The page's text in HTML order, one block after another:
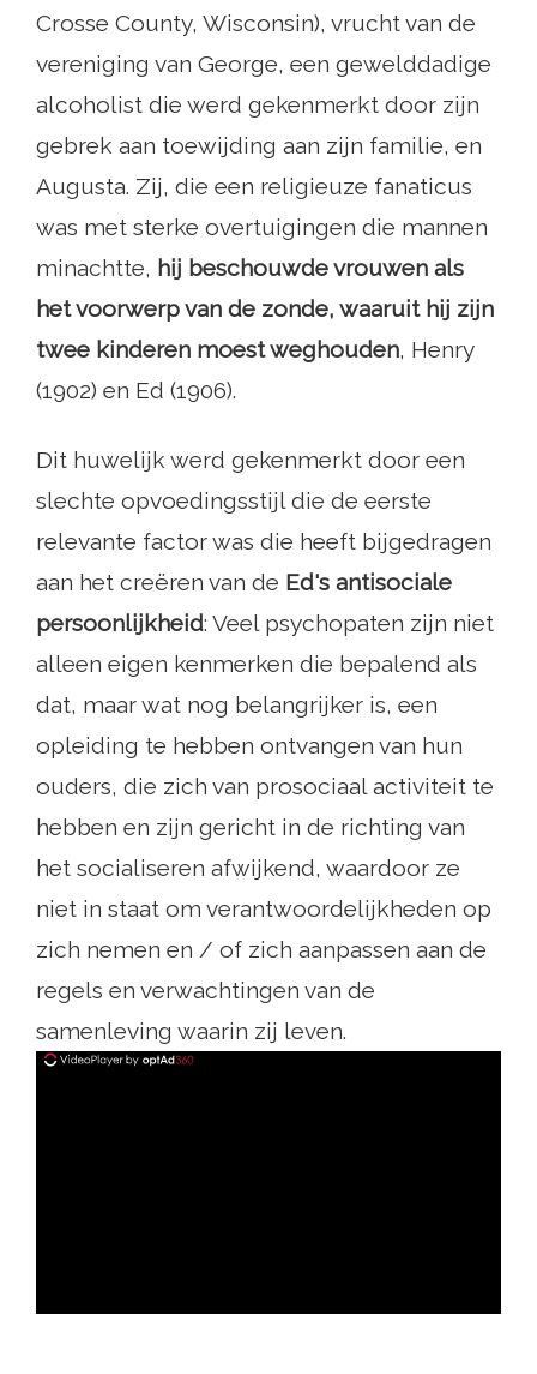
Crosse County, Wisconsin), vrucht van de
vereniging van George, een gewelddadige
alcoholist die werd gekenmerkt door zijn
gebrek aan toewijding aan zijn familie, en
Augusta. Zij, die een religieuze fanaticus
was met sterke overtuigingen die mannen
minachtte, hij beschouwde vrouwen als
het voorwerp van de zonde, waaruit hij zijn
twee kinderen moest weghouden, Henry
(1902) en Ed (1906).
Dit huwelijk werd gekenmerkt door een
slechte opvoedingsstijl die de eerste
relevante factor was die heeft bijgedragen
aan het creëren van de Ed's antisociale
persoonlijkheid: Veel psychopaten zijn niet
alleen eigen kenmerken die bepalend als
dat, maar wat nog belangrijker is, een
opleiding te hebben ontvangen van hun
ouders, die zich van prosociaal activiteit te
hebben en zijn gericht in de richting van
het socialiseren afwijkend, waardoor ze
niet in staat om verantwoordelijkheden op
zich nemen en / of zich aanpassen aan de
regels en verwachtingen van de
samenleving waarin zij leven.